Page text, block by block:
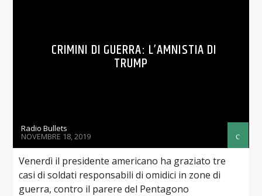
CRIMINI DI GUERRA: L’AMNISTIA DI
TRUMP
Radio Bullets
NOVEMBRE 18, 2019
Venerdì il presidente americano ha graziato tre
casi di soldati responsabili di omidici in zone di
guerra, contro il parere del Pentagono